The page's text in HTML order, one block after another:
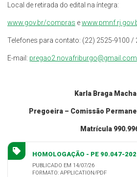
Local de retirada do edital na íntegra:
www.gov.br/compras e
Telefones para contato: (22) 2525-9100 /
E-mail: pregao2.novafriburgo@gmail.com
Karla Braga
Pregoeira – Comissão
Matrícula
HOMOLOGAÇÃO - PE 90.047-
PUBLICADO EM 14/07/26
FORMATO: APPLICATION/PDF